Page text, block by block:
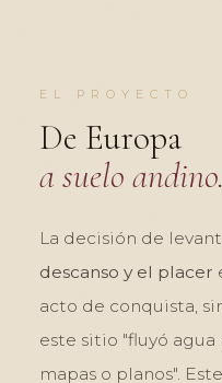
EL PROYECTO
De Europa
a suelo andino.
La decisión de
descanso y el placer
acto de conquista,
este sitio "fluyó
mapas o planos". Este